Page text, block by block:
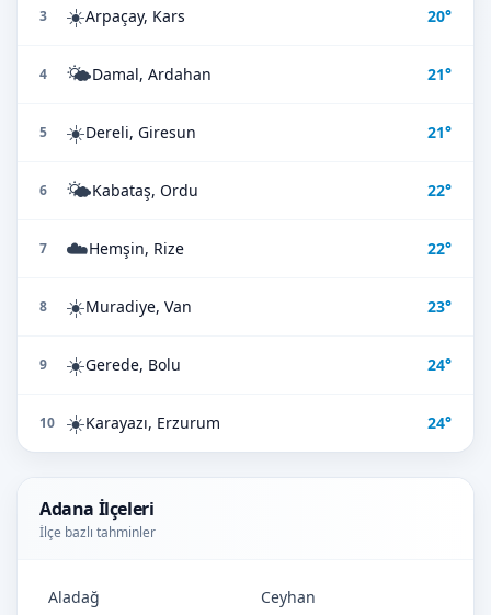
3 ☀️Arpaçay, Kars 20°
4 🌤️Damal, Ardahan 21°
5 ☀️Dereli, Giresun 21°
6 🌤️Kabataş, Ordu 22°
7 ☁️Hemşin, Rize 22°
8 ☀️Muradiye, Van 23°
9 ☀️Gerede, Bolu 24°
10 ☀️Karayazı, Erzurum 24°
Adana İlçeleri
İlçe bazlı tahminler
Aladağ Ceyhan